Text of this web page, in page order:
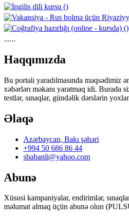
......
Haqqımızda
Bu portalı yaradılmasında məqsədimiz
xəbərlərı məkanı yaratmaq idi. Burada
testlər, sınaqlar, gündəlik dərslərin
Əlaqə
Azərbaycan, Bakı şəhəri
+994 50 686 86 44
sbabanli@yahoo.com
Abunə
Xüsusi kampaniyalar, endirimlər,
məlumat almaq üçün abunə olun